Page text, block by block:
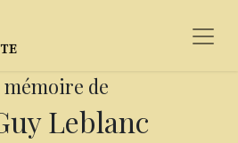
mémoire de
Leblanc